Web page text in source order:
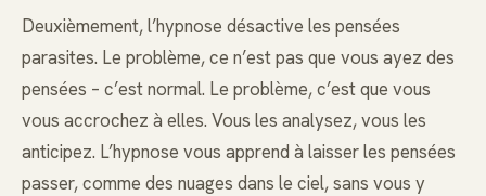
Deuxièmement, l’hypnose désactive les pensées
parasites. Le problème, ce n’est pas que vous ayez des
pensées – c’est normal. Le problème, c’est que vous
vous accrochez à elles. Vous les analysez, vous les
anticipez. L’hypnose vous apprend à laisser les pensées
passer, comme des nuages dans le ciel, sans vous y